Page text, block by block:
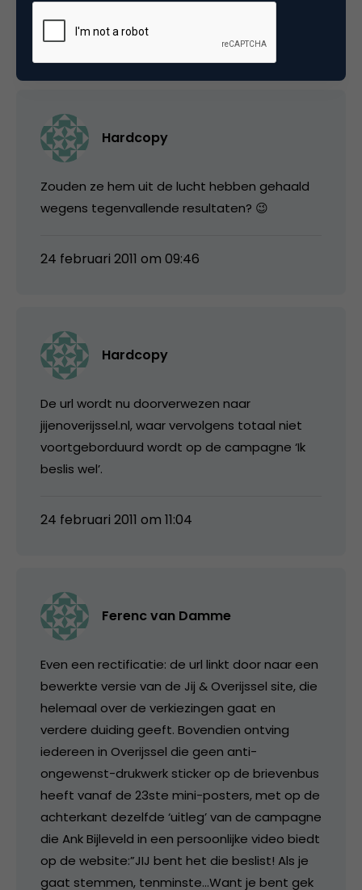
24 februari 2011 om 09:31
Hardcopy
Zouden ze hem uit de lucht hebben gehaald
wegens tegenvallende resultaten? 😉
24 februari 2011 om 09:46
Hardcopy
De url wordt nu doorverwezen naar
jijenoverijssel.nl, waar vervolgens totaal niet
voortgeborduurd wordt op de campagne ‘Ik
beslis wel’.
24 februari 2011 om 11:04
Ferenc van Damme
Even een rectificatie: de url linkt door naar een
bewerkte versie van de Jij & Overijssel site, die
helemaal over de verkiezingen gaat en
verdere duiding geeft. Bovendien ontving
iedereen in Overijssel die geen anti-
ongewenst-drukwerk sticker op de brievenbus
heeft vanaf de 23ste mini-posters, met op de
achterkant dezelfde ‘uitleg’ van de campagne
die Ank Bijleveld in een persoonlijke video biedt
op de website:”JIJ bent het die beslist! Als je
gaat stemmen, tenminste…Want je bent gek